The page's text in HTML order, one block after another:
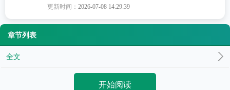
更新时间：2026-07-08 14:29:39
章节列表
全文
开始阅读